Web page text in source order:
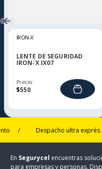
IRON-X
LENTE DE SEGURIDAD
IRON-X IX07
Precio:
$550
/ Despacho ultra exprés 4
En Segurycel encuentras
para empresas y personas.